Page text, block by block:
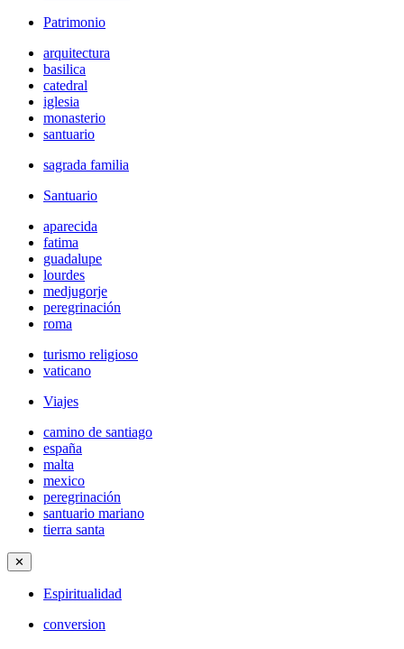
Patrimonio
arquitectura
basilica
catedral
iglesia
monasterio
santuario
sagrada familia
Santuario
aparecida
fatima
guadalupe
lourdes
medjugorje
peregrinación
roma
turismo religioso
vaticano
Viajes
camino de santiago
españa
malta
mexico
peregrinación
santuario mariano
tierra santa
✕
Espiritualidad
conversion